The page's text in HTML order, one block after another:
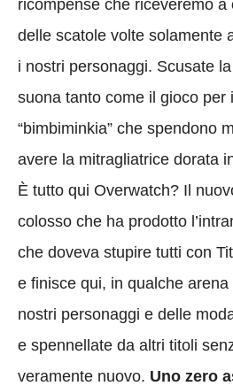
ricompense che riceveremo a
delle scatole volte solamente
i nostri personaggi. Scusate
suona tanto come il gioco per
“bimbiminkia” che spendono
avere la mitragliatrice dorata
È tutto qui Overwatch? Il
colosso che ha prodotto
che doveva stupire tutti con
e finisce qui, in qualche
nostri personaggi e delle
e spennellate da altri titoli
veramente nuovo. Uno zero